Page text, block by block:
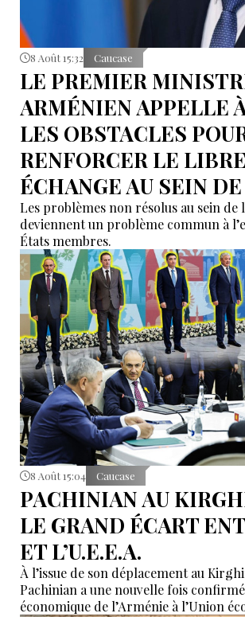
8 Août 15:32 Caucase
LE PREMIER
ARMÉNIEN APPELLE
LES OBSTACLES
RENFORCER LE
ÉCHANGE AU SEIN DE
Les problèmes non résolus au sein de
deviennent un problème commun à
États membres.
8 Août 15:04 Caucase
PACHINIAN AU
LE GRAND ÉCART
ET L’U.E.E.A.
À l’issue de son déplacement au
Pachinian a une nouvelle fois
économique de l’Arménie à l’Union